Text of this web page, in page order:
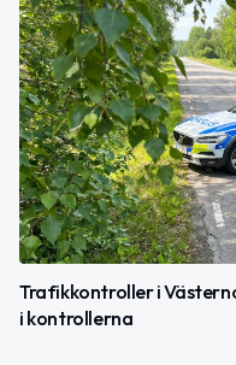
Trafikkontroller i
i kontrollerna